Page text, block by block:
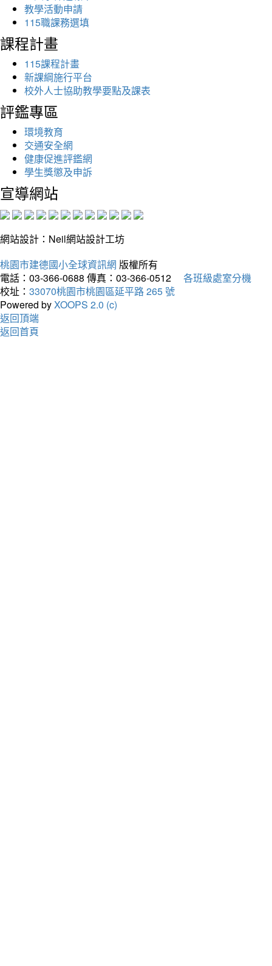
教學活動申請
115職課務選填
課程計畫
115課程計畫
新課綱施行平台
校外人士協助教學要點及課表
評鑑專區
環境教育
交通安全網
健康促進評鑑網
學生獎懲及申訴
宣導網站
網站設計：Neil網站設計工坊
桃園市建德國小全球資訊網 版權所有
電話：03-366-0688 傳真：03-366-0512
各班級處室分機
校址： 33070桃園市桃園區延平路 265 號
Powered byXOOPS 2.0 (c)
返回頂端
返回首頁